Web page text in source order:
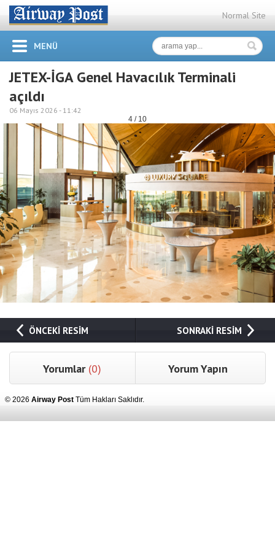
Normal Site
MENÜ
JETEX-İGA Genel Havacılık Terminali
açıldı
06 Mayıs 2026 - 11:42
4 / 10
ÖNCEKİ RESİM SONRAKİ RESİM
Yorumlar (0) Yorum Yapın
© 2026 Airway Post Tüm Hakları Saklıdır.